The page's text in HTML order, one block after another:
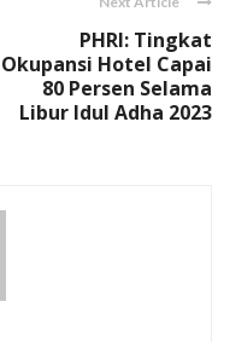
PHRI: Tingkat
Okupansi Hotel Capai
80 Persen Selama
Libur Idul Adha 2023